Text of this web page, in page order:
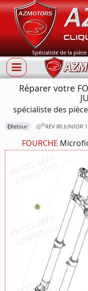
Spécialiste de la
Réparer votre
spécialiste des
⟪Retour REV 80 JUNIOR
FOURCHE